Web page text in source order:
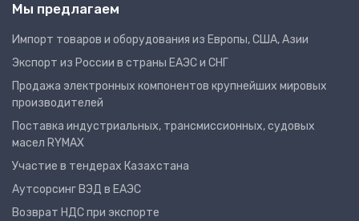
Мы предлагаем
Импорт товаров и оборудования из Европы, США, Азии
Экспорт из России в страны ЕАЭС и СНГ
Продажа электронных компонентов крупнейших мировых
производителей
Поставка индустриальных, трансмиссионных, судовых
масел RYMAX
Участие в тендерах Казахстана
Аутсорсинг ВЭД в ЕАЭС
Возврат НДС при экспорте